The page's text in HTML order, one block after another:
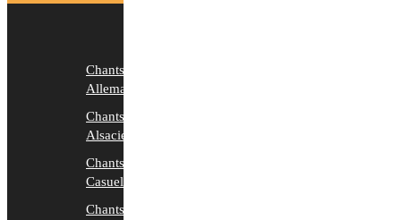
Chants
Allemands
Chants
Alsaciens
Chants
Casuels
Chants